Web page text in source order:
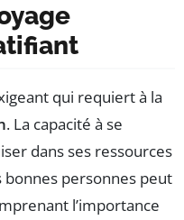
qui requiert à la
. La capacité à se
dans ses ressources
bonnes personnes peut
l’importance